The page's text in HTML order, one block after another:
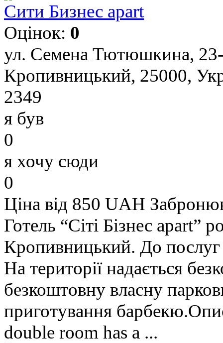
Сити Бизнес apart
Оцінок: 0
ул. Семена Тютюшкина,
Кропивницький, 25000,
2349
я був
0
я хочу сюди
0
Ціна від 850 UAH
Готель “Сіті Бізнес apart”
Кропивницький. До послуг
На території надається
безкоштовну власну
приготування
double room has a ...